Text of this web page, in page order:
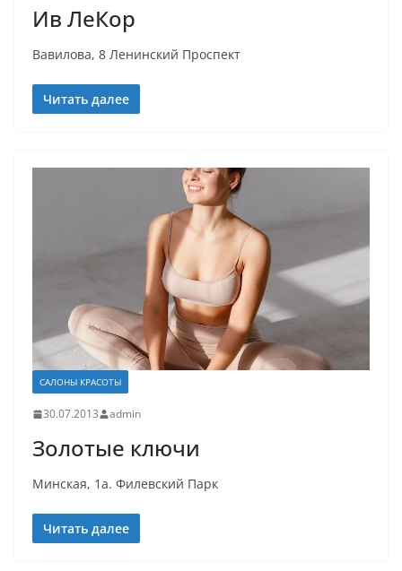
Ив ЛеКор
Вавилова, 8 Ленинский Проспект
Читать далее
САЛОНЫ КРАСОТЫ
30.07.2013 admin
Золотые ключи
Минская, 1а. Филевский Парк
Читать далее